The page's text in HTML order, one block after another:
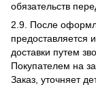
обязательств
2.9. После
предоставляется
доставки путем
Покупателем на
Заказ, уточняет